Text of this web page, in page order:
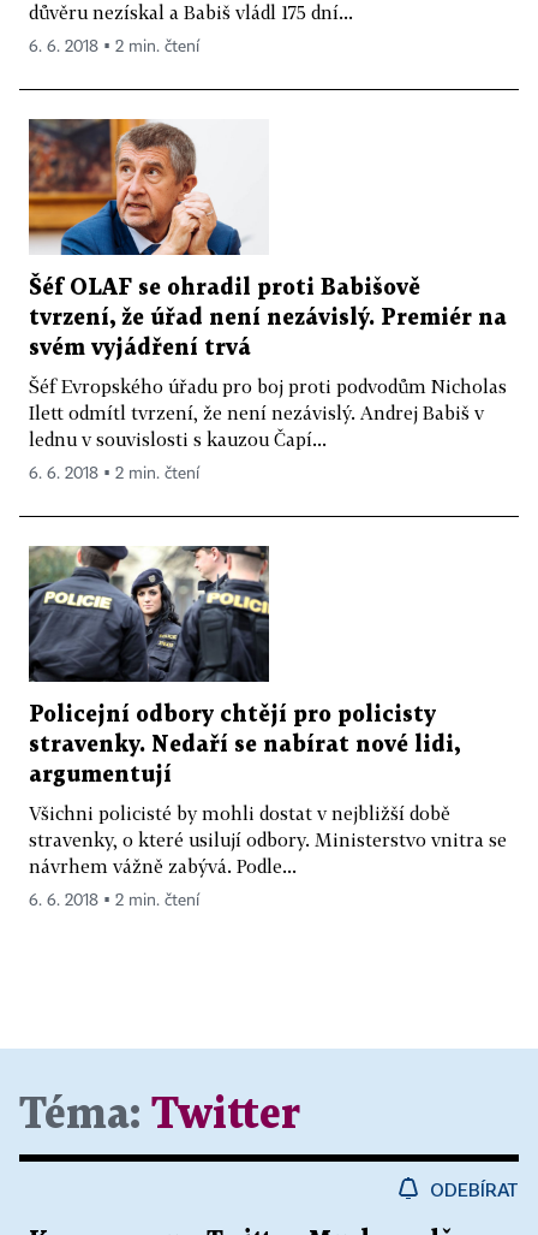
důvěru nezískal a Babiš vládl 175 dní...
6. 6. 2018 ▪ 2 min. čtení
Šéf OLAF se ohradil proti Babišově
tvrzení, že úřad není nezávislý. Premiér na
svém vyjádření trvá
Šéf Evropského úřadu pro boj proti podvodům Nicholas
Ilett odmítl tvrzení, že není nezávislý. Andrej Babiš v
lednu v souvislosti s kauzou Čapí...
6. 6. 2018 ▪ 2 min. čtení
Policejní odbory chtějí pro policisty
stravenky. Nedaří se nabírat nové lidi,
argumentují
Všichni policisté by mohli dostat v nejbližší době
stravenky, o které usilují odbory. Ministerstvo vnitra se
návrhem vážně zabývá. Podle...
6. 6. 2018 ▪ 2 min. čtení
Téma: Twitter
ODEBÍRAT